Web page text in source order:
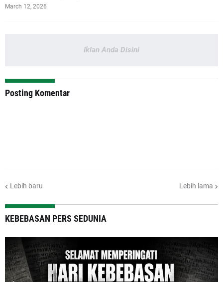
March 12, 2026
Iklan Anda Disini
Posting Komentar
Lebih baru Lebih lama
KEBEBASAN PERS SEDUNIA